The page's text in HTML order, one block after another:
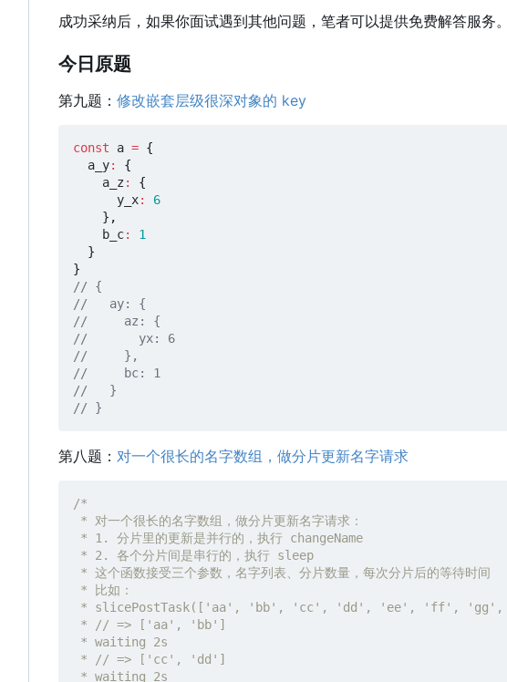
成功采纳后，如果你面试遇到其他问题，笔者可以提供免费解答服务。
今日原题
第九题： 修改嵌套层级很深对象的 key
const a = {
a_y:
{
a_z :
{
y_x:
6
},
b_c:
1
}
}
第八题： 对一个很长的名字数组，做分片更新名字请求